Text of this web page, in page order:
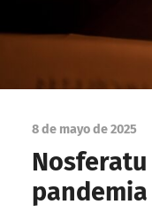
8 de mayo de 2025
pandemia